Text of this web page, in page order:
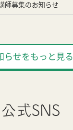
募集のお知らせ
らせをもっと見る
公式SNS